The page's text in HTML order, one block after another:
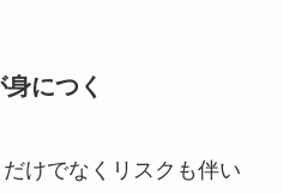
につく
けでなくリスクも伴い